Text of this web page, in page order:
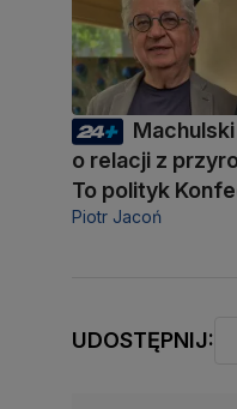
o relacji z
To polityk
Piotr Jacoń
UDOSTĘPNIJ: